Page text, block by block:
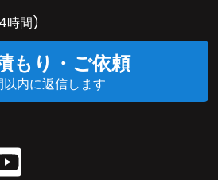
時間)
もり・ご依頼
以内に返信します